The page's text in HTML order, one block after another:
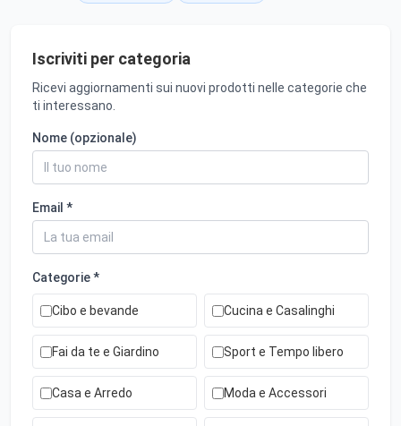
Iscriviti per categoria
Ricevi aggiornamenti sui nuovi prodotti nelle categorie che
ti interessano.
Nome (opzionale)
Email *
Categorie *
Cibo e bevande Cucina e Casalinghi
Fai da te e Giardino Sport e Tempo libero
Casa e Arredo Moda e Accessori